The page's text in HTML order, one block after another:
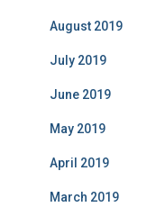
August 2019
July 2019
June 2019
May 2019
April 2019
March 2019